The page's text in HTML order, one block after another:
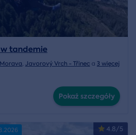
tandemie
, Javorový Vrch - Třinec a 3 więcej
Pokaż szczegóły
4.8/5